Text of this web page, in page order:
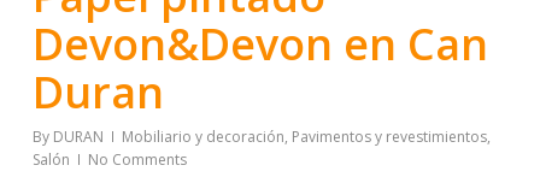
Devon&Devon en Can
Duran
By DURAN Mobiliario y decoración, Pavimentos y revestimientos,
Salón
No Comments